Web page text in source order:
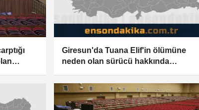
Giresun'da Tuana Elif'in ölümüne
neden olan sürücü hakkında